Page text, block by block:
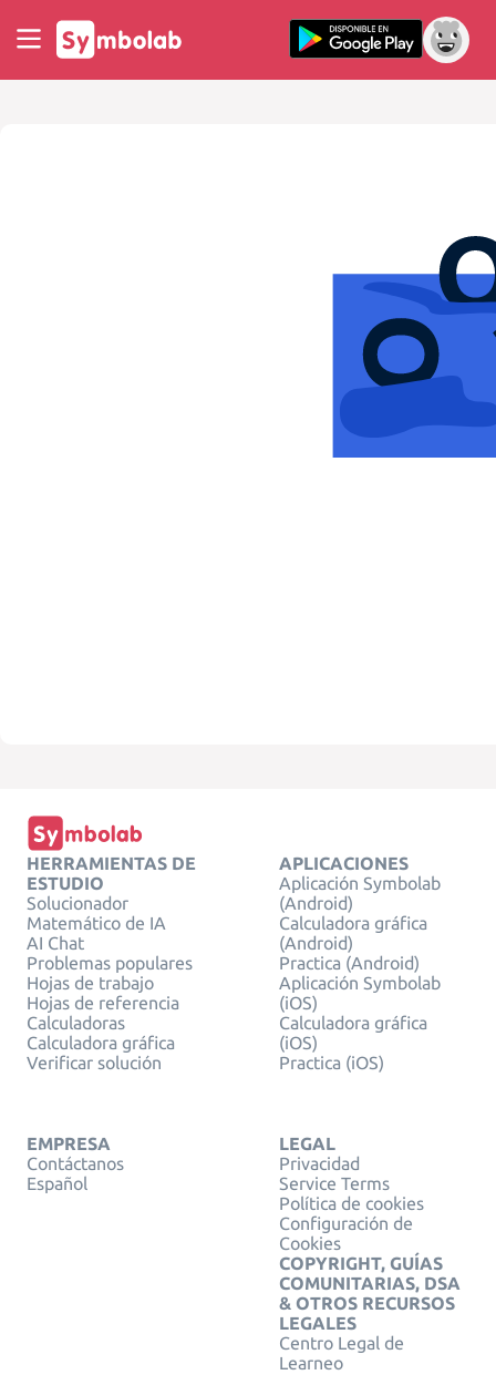
HERRAMIENTAS DE
ESTUDIO
Solucionador
Matemático de IA
AI Chat
Problemas populares
Hojas de trabajo
Hojas de referencia
Calculadoras
Calculadora gráfica
Verificar solución
APLICACIONES
Aplicación Symbolab
(Android)
Calculadora gráfica
(Android)
Practica (Android)
Aplicación Symbolab
(iOS)
Calculadora gráfica
(iOS)
Practica (iOS)
EMPRESA
Contáctanos
Español
LEGAL
Privacidad
Service Terms
Política de cookies
Configuración de
Cookies
COPYRIGHT, GUÍAS
COMUNITARIAS, DSA
& OTROS RECURSOS
LEGALES
Centro Legal de
Learneo